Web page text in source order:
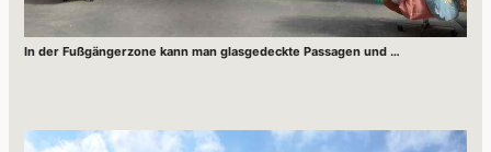
In der Fußgängerzone kann man glasgedeckte Passagen und …